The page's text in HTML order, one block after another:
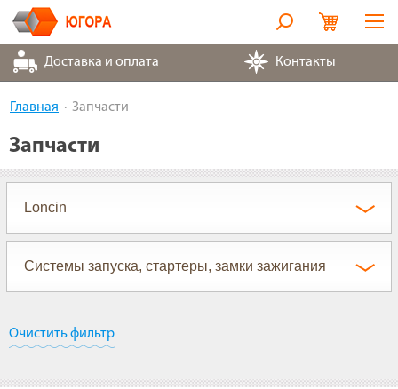
Оборудование
Контакты
О компании
Доставка и оплата Контакты
Главная Запчасти
Запчасти
Очистить фильтр